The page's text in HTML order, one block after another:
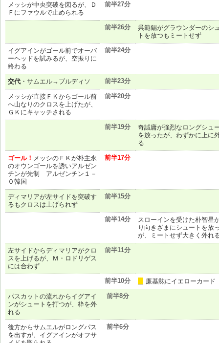
メッシが中央突破を図るが、Ｄ
Ｆにファウルで止められる
前半27分
前半26分
呉範錫がグラウンダーのシ
トを放つもミートせず
イグアインがゴール前でオーバ
ーヘッドを試みるが、空振りに
終わる
前半24分
交代 ・サムエル→ブルディソ 前半23分
メッシが直接ＦＫからゴール前
へ山なりのクロスを上げたが、
ＧＫにキャッチされる
前半20分
前半19分
奇誠庸が強烈なロングシュ
を放ったが、わずかに上に
る
ゴール！ メッシのＦＫが朴主永
のオウンゴールを誘いアルゼン
チンが先制 アルゼンチン１－
０韓国
前半17分
ディマリアが左サイドを突破す
るもクロスは上げられず
前半15分
前半14分
スローインを受けた朴智星
り向きざまにシュートを放
が、ミートせず大きく外れ
左サイドからディマリアがクロ
スを上げるが、Ｍ・ロドリゲス
には合わず
前半11分
前半10分 廉基勲にイエローカード
パスカットの流れからイグアイ
ンがシュートを打つが、枠を外
れる
前半8分
後方からサムエルがロングパス
を出すが、イグアインがオフサ
前半6分